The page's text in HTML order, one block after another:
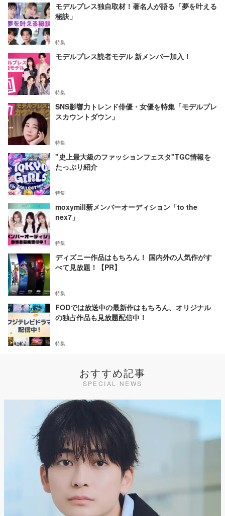
モデルプレス独自取材！著名人が語る「夢を叶える
秘訣」
特集
モデルプレス読者モデル 新メンバー加入！
特集
SNS影響力トレンド俳優・女優を特集「モデルプレ
スカウントダウン」
特集
"史上最大級のファッションフェスタ"TGC情報を
たっぷり紹介
特集
moxymill新メンバーオーディション「to the
nex7」
特集
ディズニー作品はもちろん！ 国内外の人気作がす
べて見放題！【PR】
特集
FODでは放送中の最新作はもちろん、オリジナル
の独占作品も見放題配信中！
特集
おすすめ記事
SPECIAL NEWS